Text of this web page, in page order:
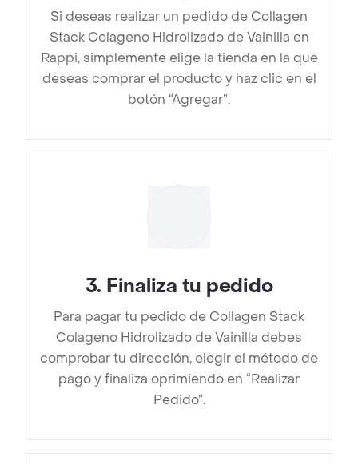
Si deseas realizar un pedido de Collagen
Stack Colageno Hidrolizado de Vainilla en
Rappi, simplemente elige la tienda en la que
deseas comprar el producto y haz clic en el
botón “Agregar”.
3. Finaliza tu pedido
Para pagar tu pedido de Collagen Stack
Colageno Hidrolizado de Vainilla debes
comprobar tu dirección, elegir el método de
pago y finaliza oprimiendo en “Realizar
Pedido”.